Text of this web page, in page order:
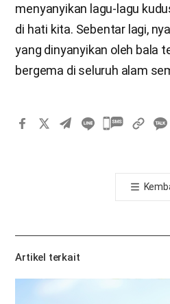
menyanyikan lagu-lagu
di hati kita. Sebentar lagi,
yang dinyanyikan oleh bala
bergema di seluruh alam
카
톡
공
기
Artikel terkait